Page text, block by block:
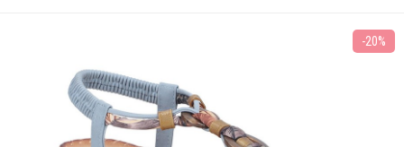
-20%